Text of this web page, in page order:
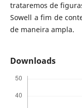
trataremos de
Sowell a fim de
de maneira ampla.
Downloads